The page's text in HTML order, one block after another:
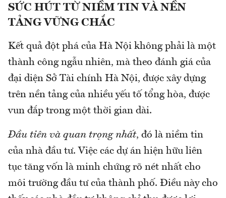
SỨC HÚT TỪ NIỀM TIN VÀ NỀN
TẢNG VỮNG CHẮC
Kết quả đột phá của Hà Nội không phải là một
thành công ngẫu nhiên, mà theo đánh giá của
đại diện Sở Tài chính Hà Nội, được xây dựng
trên nền tảng của nhiều yếu tố tổng hòa, được
vun đắp trong một thời gian dài.
Đầu tiên và quan trọng nhất, đó là niềm tin
của nhà đầu tư. Việc các dự án hiện hữu liên
tục tăng vốn là minh chứng rõ nét nhất cho
môi trường đầu tư của thành phố. Điều này cho